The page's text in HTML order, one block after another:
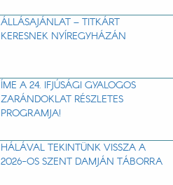
ÁLLÁSAJÁNLAT – TITKÁRT
KERESNEK NYÍREGYHÁZÁN
ÍME A 24. IFJÚSÁGI GYALOGOS
ZARÁNDOKLAT RÉSZLETES
PROGRAMJA!
HÁLÁVAL TEKINTÜNK VISSZA A
2026-OS SZENT DAMJÁN TÁBORRA